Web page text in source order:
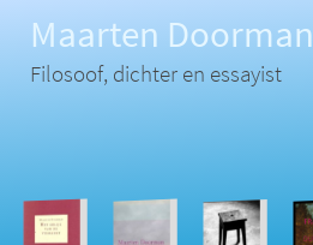
inhoud
Maarten Doorman
Filosoof, dichter en essayist